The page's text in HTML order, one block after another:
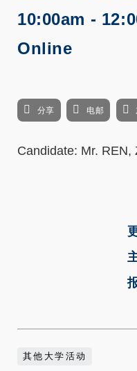
10:00am -
Online
分享 电邮
Candidate: Mr. REN,
其他大学活动